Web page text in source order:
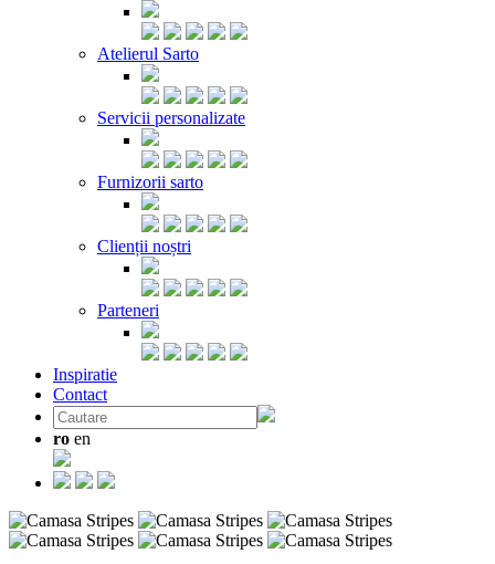
Atelierul Sarto
Servicii personalizate
Furnizorii sarto
Clienții noștri
Parteneri
Inspiratie
Contact
ro en